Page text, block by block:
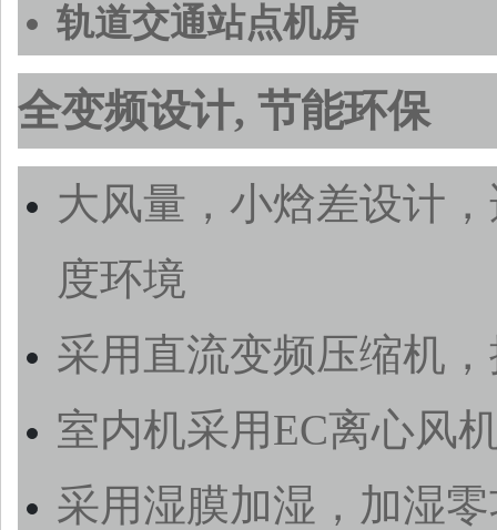
轨道交通站点机房
全变频设计, 节能环保
大风量，小焓差设计
度环境
采用直流变频压缩机
室内机采用EC离心风
采用湿膜加湿，加湿